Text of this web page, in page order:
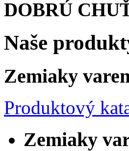
DOBRÚ
Naše
Zemiaky
Produktový
Zemiaky